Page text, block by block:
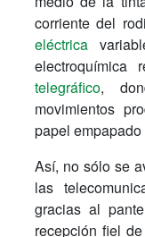
corriente del
eléctrica
electroquímica
telegráfico,
movimientos
papel
Así, no sólo se
las
gracias al
recepción fiel